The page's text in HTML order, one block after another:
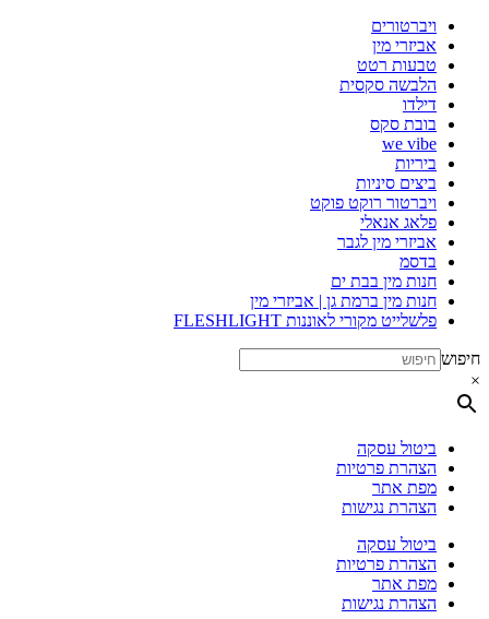
ויברטורים
אביזרי מין
טבעות רטט
הלבשה סקסית
דילדו
בובת סקס
we vibe
ביריות
ביצים סיניות
ויברטור רוקט פוקט
פלאג אנאלי
אביזרי מין לגבר
בדסמ
חנות מין בבת ים
חנות מין ברמת גן | אביזרי מין
פלשלייט מקורי לאוננות FLESHLIGHT
חיפוש
×
ביטול עסקה
הצהרת פרטיות
מפת אתר
הצהרת נגישות
ביטול עסקה
הצהרת פרטיות
מפת אתר
הצהרת נגישות